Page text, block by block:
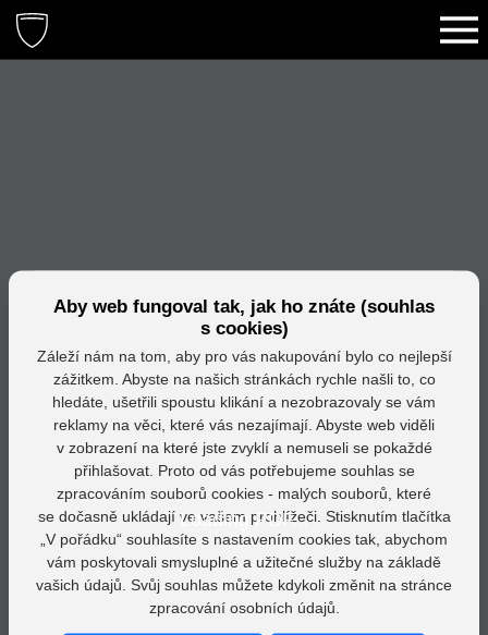
Loading PDF...
Aby web fungoval tak, jak ho znáte (souhlas
s cookies)
Záleží nám na tom, aby pro vás nakupování bylo co nejlepší
zážitkem. Abyste na našich stránkách rychle našli to, co
hledáte, ušetřili spoustu klikání a nezobrazovaly se vám
reklamy na věci, které vás nezajímají. Abyste web viděli
v zobrazení na které jste zvyklí a nemuseli se pokaždé
přihlašovat. Proto od vás potřebujeme souhlas se
zpracováním souborů cookies - malých souborů, které
se dočasně ukládají ve vašem prohlížeči. Stisknutím tlačítka
„V pořádku“ souhlasíte s nastavením cookies tak, abychom
vám poskytovali smysluplné a užitečné služby na základě
vašich údajů. Svůj souhlas můžete kdykoli změnit na stránce
zpracování osobních údajů.